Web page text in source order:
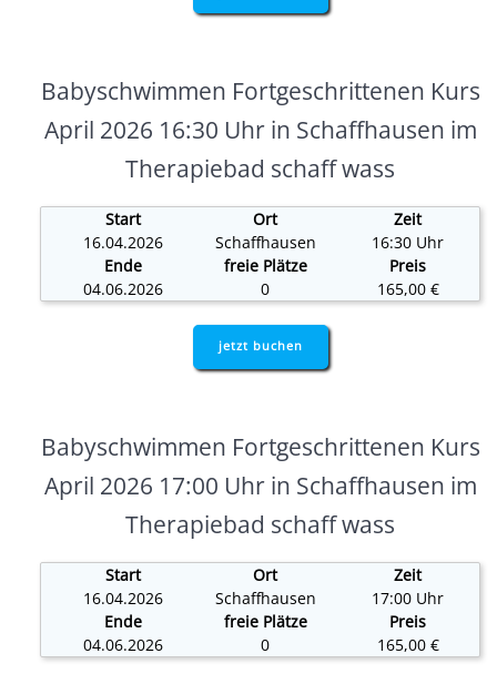
Babyschwimmen Fortgeschrittenen Kurs
April 2026 16:30 Uhr in Schaffhausen im
Therapiebad schaff wass
Start Ort
Zeit
16.04.2026
Schaffhausen
16:30 Uhr
Ende
freie Plätze
Preis
04.06.2026
0 165,00 €
jetzt buchen
Babyschwimmen Fortgeschrittenen Kurs
April 2026 17:00 Uhr in Schaffhausen im
Therapiebad schaff wass
Start Ort
Zeit
16.04.2026
Schaffhausen
17:00 Uhr
Ende
freie Plätze
Preis
04.06.2026
0 165,00 €